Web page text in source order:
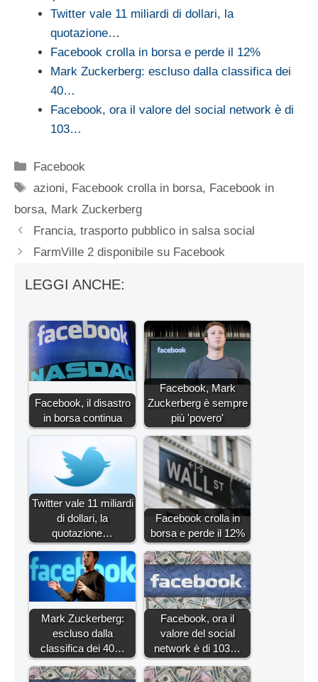
Twitter vale 11 miliardi di dollari, la
quotazione…
Facebook crolla in borsa e perde il 12%
Mark Zuckerberg: escluso dalla classifica dei
40…
Facebook, ora il valore del social network è di
103…
Categorie
Facebook
Tag
azioni, Facebook crolla in borsa, Facebook in
borsa, Mark Zuckerberg
Francia, trasporto pubblico in salsa social
FarmVille 2 disponibile su Facebook
LEGGI ANCHE:
Facebook, il disastro
in borsa continua
Facebook, Mark
Zuckerberg è sempre
più 'povero'
Twitter vale 11 miliardi
di dollari, la
quotazione…
Facebook crolla in
borsa e perde il 12%
Mark Zuckerberg:
escluso dalla
classifica dei 40…
Facebook, ora il
valore del social
network è di 103…